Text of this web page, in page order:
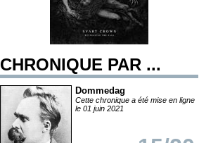
CHRONIQUE PAR ...
Dommedag
Cette chronique a été mise en ligne
le 01 juin 2021